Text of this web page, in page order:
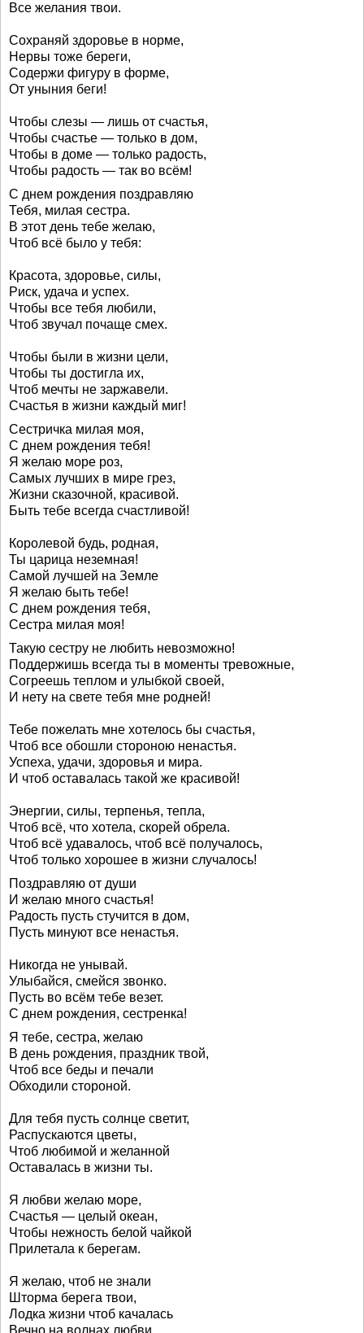
Все желания твои.
Сохраняй здоровье в норме,
Нервы тоже береги,
Содержи фигуру в форме,
От уныния беги!
Чтобы слезы — лишь от счастья,
Чтобы счастье — только в дом,
Чтобы в доме — только радость,
Чтобы радость — так во всём!
С днем рождения поздравляю
Тебя, милая сестра.
В этот день тебе желаю,
Чтоб всё было у тебя:
Красота, здоровье, силы,
Риск, удача и успех.
Чтобы все тебя любили,
Чтоб звучал почаще смех.
Чтобы были в жизни цели,
Чтобы ты достигла их,
Чтоб мечты не заржавели.
Счастья в жизни каждый миг!
Сестричка милая моя,
С днем рождения тебя!
Я желаю море роз,
Самых лучших в мире грез,
Жизни сказочной, красивой.
Быть тебе всегда счастливой!
Королевой будь, родная,
Ты царица неземная!
Самой лучшей на Земле
Я желаю быть тебе!
С днем рождения тебя,
Сестра милая моя!
Такую сестру не любить невозможно!
Поддержишь всегда ты в моменты тревожные,
Согреешь теплом и улыбкой своей,
И нету на свете тебя мне родней!
Тебе пожелать мне хотелось бы счастья,
Чтоб все обошли стороною ненастья.
Успеха, удачи, здоровья и мира.
И чтоб оставалась такой же красивой!
Энергии, силы, терпенья, тепла,
Чтоб всё, что хотела, скорей обрела.
Чтоб всё удавалось, чтоб всё получалось,
Чтоб только хорошее в жизни случалось!
Поздравляю от души
И желаю много счастья!
Радость пусть стучится в дом,
Пусть минуют все ненастья.
Никогда не унывай.
Улыбайся, смейся звонко.
Пусть во всём тебе везет.
С днем рождения, сестренка!
Я тебе, сестра, желаю
В день рождения, праздник твой,
Чтоб все беды и печали
Обходили стороной.
Для тебя пусть солнце светит,
Распускаются цветы,
Чтоб любимой и желанной
Оставалась в жизни ты.
Я любви желаю море,
Счастья — целый океан,
Чтобы нежность белой чайкой
Прилетала к берегам.
Я желаю, чтоб не знали
Шторма берега твои,
Лодка жизни чтоб качалась
Вечно на волнах любви.